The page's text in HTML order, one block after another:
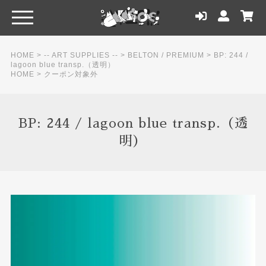
HOME > -- ART SUPPLIES -- > BELTON / PREMIUM > BP: 244 /
lagoon blue transp.（透明）
HOME > クーポン対象外
BP: 244 / lagoon blue transp.（透
明）